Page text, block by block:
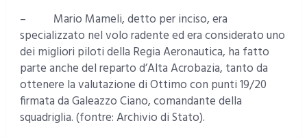
– Mario Mameli, detto per inciso, era
specializzato nel volo radente ed era considerato uno
dei migliori piloti della Regia Aeronautica, ha fatto
parte anche del reparto d’Alta Acrobazia, tanto da
ottenere la valutazione di Ottimo con punti 19/20
firmata da Galeazzo Ciano, comandante della
squadriglia. (fontre: Archivio di Stato).